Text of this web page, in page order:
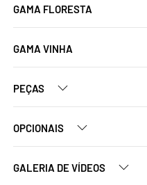
GAMA FLORESTA
GAMA VINHA
PEÇAS
OPCIONAIS
GALERIA DE VÍDEOS